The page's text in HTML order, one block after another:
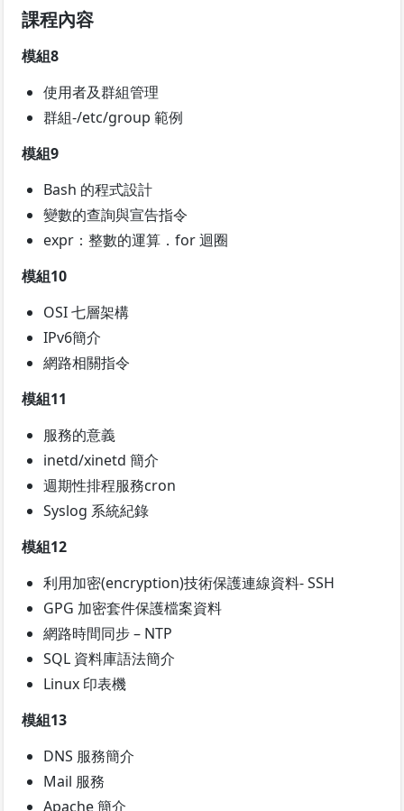
課程內容
模組8
使用者及群組管理
群組-/etc/group 範例
模組9
Bash 的程式設計
變數的查詢與宣告指令
expr：整數的運算．for 迴圈
模組10
OSI 七層架構
IPv6簡介
網路相關指令
模組11
服務的意義
inetd/xinetd 簡介
週期性排程服務cron
Syslog 系統紀錄
模組12
利用加密(encryption)技術保護連線資料- SSH
GPG 加密套件保護檔案資料
網路時間同步 – NTP
SQL 資料庫語法簡介
Linux 印表機
模組13
DNS 服務簡介
Mail 服務
Apache 簡介